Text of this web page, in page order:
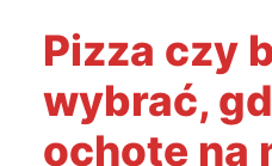
Pizza czy
wybrać,
ochotę na